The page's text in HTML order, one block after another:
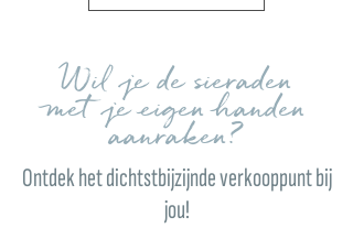
Wil je de sieraden
met je eigen handen
aanraken?
Ontdek het dichtstbijzijnde verkooppunt bij
jou!